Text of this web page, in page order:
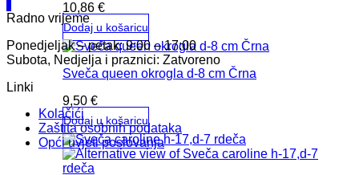
10,86 €
Dodaj u košaricu
Sveča queen okrogla d-8 cm Črna
9,50 €
Dodaj u košaricu
Radno vrijeme
Ponedjeljak – petak: 9:00 – 17:00
Subota, Nedjelja i praznici: Zatvoreno
Linki
Kolačići
Zaštita osobnih podataka
Opći uvjeti poslovanja